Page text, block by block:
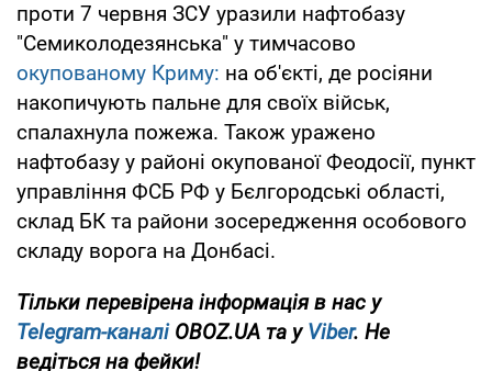
проти 7 червня ЗСУ уразили нафтобазу
"Семиколодезянська" у тимчасово
окупованому Криму: на об'єкті, де росіяни
накопичують пальне для своїх військ,
спалахнула пожежа. Також уражено
нафтобазу у районі окупованої Феодосії, пункт
управління ФСБ РФ у Бєлгородські області,
склад БК та райони зосередження особового
складу ворога на Донбасі.
Тільки перевірена інформація в нас у
Telegram-каналіOBOZ.UA та уViber. Не
ведіться на фейки!